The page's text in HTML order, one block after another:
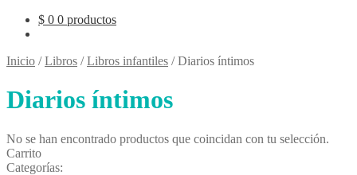
$ 0 0 productos
Inicio /Libros /Libros infantiles /Diarios íntimos
Diarios íntimos
No se han encontrado productos que coincidan con tu selección.
Carrito
Categorías: